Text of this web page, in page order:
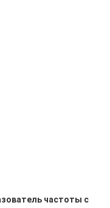
частоты с